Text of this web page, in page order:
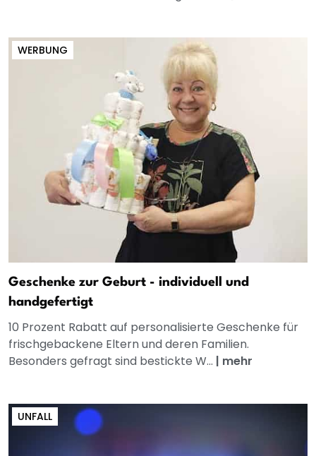
WERBUNG
Geschenke zur Geburt - individuell und
handgefertigt
10 Prozent Rabatt auf personalisierte Geschenke für
frischgebackene Eltern und deren Familien.
Besonders gefragt sind bestickte W... | mehr
UNFALL